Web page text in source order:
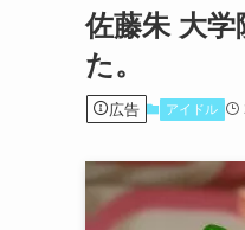
佐藤朱 大
た。
広告 アイドル